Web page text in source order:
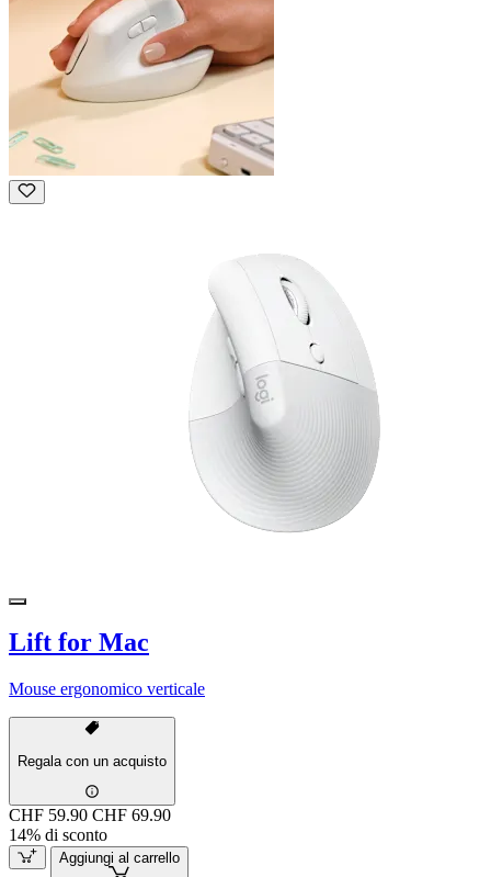
Lift for Mac
Mouse ergonomico verticale
Regala con un acquisto
CHF 59.90 CHF 69.90
14% di sconto
Aggiungi al carrello